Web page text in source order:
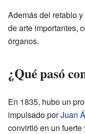
Además del retablo
de arte importantes,
órganos.
¿Qué pasó
En 1835, hubo un
impulsado porJuan
convirtió en un